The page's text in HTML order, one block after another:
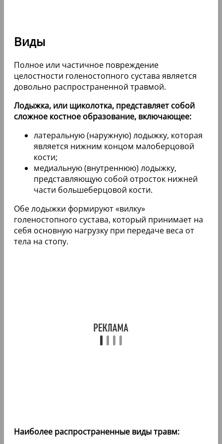
Виды
Полное или частичное повреждение
целостности голеностопного сустава является
довольно распространенной травмой.
Лодыжка, или щиколотка, представляет собой
сложное костное образование, включающее:
латеральную (наружную) лодыжку, которая
является нижним концом малоберцовой
кости;
медиальную (внутреннюю) лодыжку,
представляющую собой отросток нижней
части большеберцовой кости.
Обе лодыжки формируют «вилку»
голеностопного сустава, который принимает на
себя основную нагрузку при передаче веса от
тела на стопу.
Наиболее распространенные виды травм: